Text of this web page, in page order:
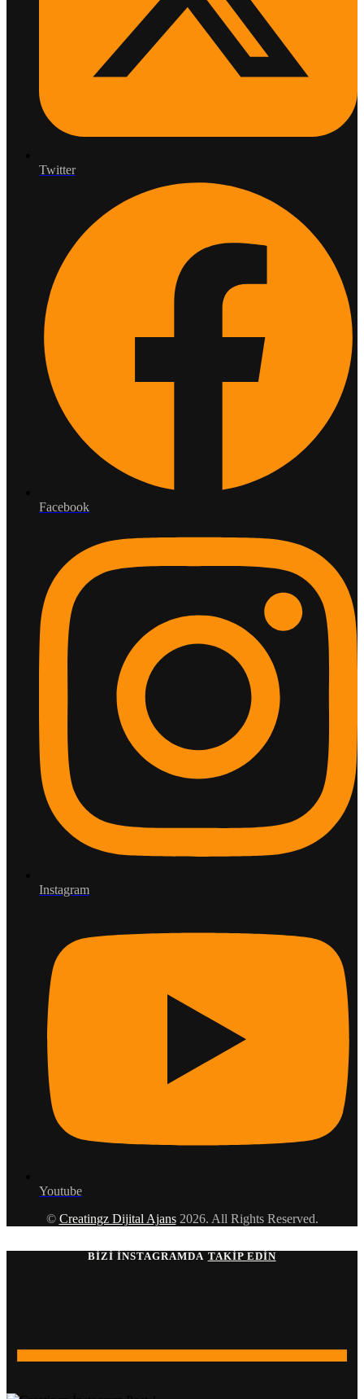
Twitter
Facebook
Instagram
Youtube
© Creatingz Dijital Ajans 2026. All Rights Reserved.
BIZI İNSTAGRAMDA TAKIP EDIN